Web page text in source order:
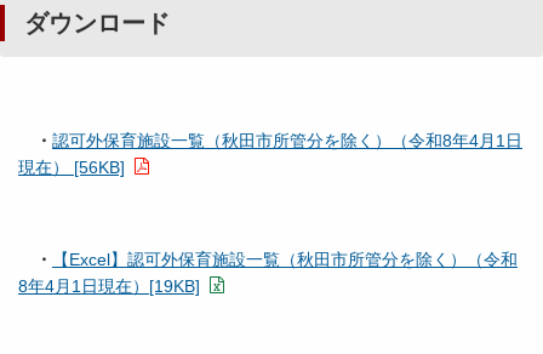
ダウンロード
・ 認可外保育施設一覧（秋田市所管分を除く）（令和8年4月1日
現在） [56KB]
・
【Excel】認可外保育施設一覧（秋田市所管分を除く）（令和
8年4月1日現在）[19KB]